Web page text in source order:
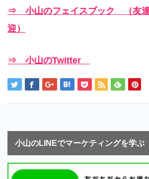
⇒ 小山のフェイスブック （友達
迎）
⇒ 小山のTwitter
小山のLINEでマーケティングを学ぶ